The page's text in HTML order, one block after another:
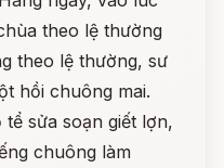
theo lệ thường
theo lệ thường, sư
hồi chuông mai.
sửa soạn giết lợn,
chuông làm